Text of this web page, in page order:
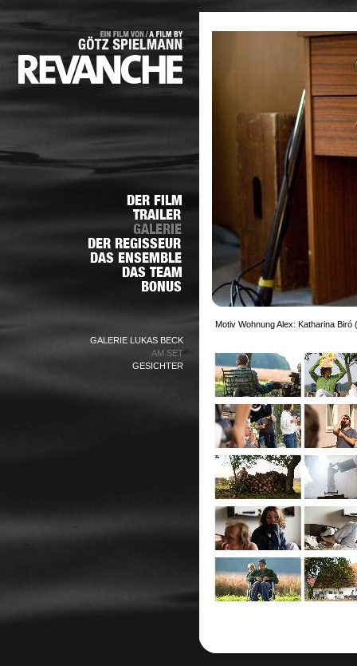
GALERIE LUKAS BECK
AM SET
GESICHTER
Motiv Wohnung Alex: Katharina